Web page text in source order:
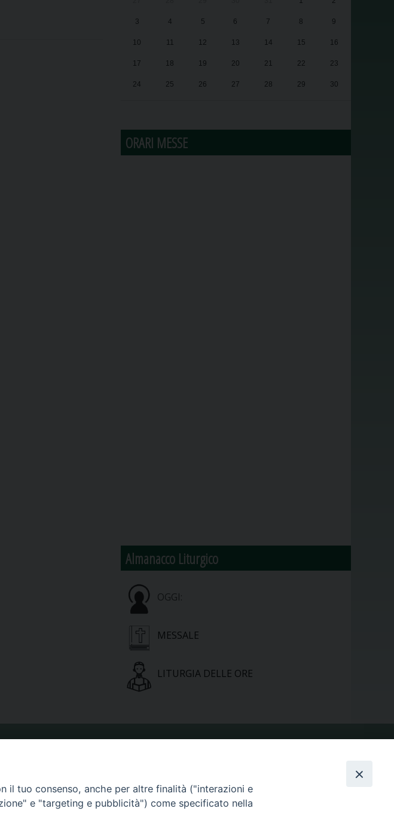
3 4 5 6 7 8 9
10 11 12 13 14 15 16
17 18 19 20 21 22 23
24 25 26 27 28 29 30
ORARI MESSE
Almanacco Liturgico
OGGI:
MESSALE
LITURGIA DELLE ORE
PHOTOGALLERY
il tuo consenso, anche per altre finalità ("interazioni e
e "targeting e pubblicità") come specificato nella